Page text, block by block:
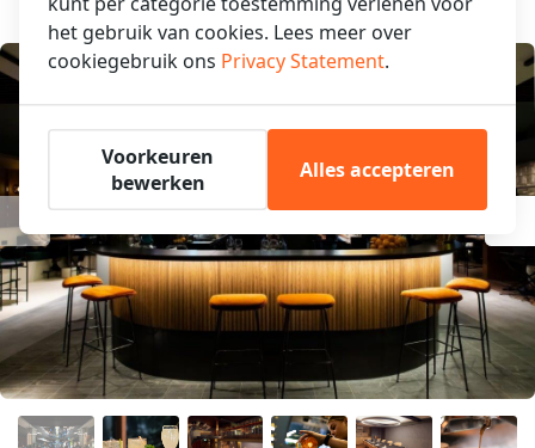
het gebruik van cookies. Lees meer over
cookiegebruik ons Privacy Statement.
Voorkeuren
bewerken
Alles accepteren